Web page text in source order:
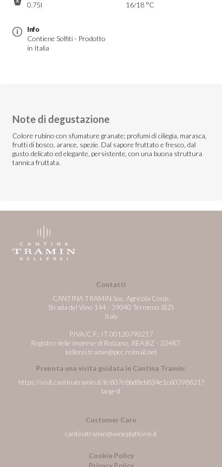
0.75l
16/18 °C
Info
Contiene Solfiti - Prodotto
in Italia
Note di degustazione
Colore rubino con sfumature granate; profumi di ciliegia, marasca,
frutti di bosco, arance, spezie. Dal sapore fruttato e fresco, dal
gusto delicato ed elegante, persistente, con una buona struttura
tannica fruttata.
Contatti
CANTINA TRAMIN Soc. Agricola Coop.
Strada del Vino 144 - 39040 Termeno (BZ)
Italy
P.IVA/C.F.: IT 00120790217
Registro delle imprese di Bolzano, REA:BZ - 32487
kellerei.tramin@pec.rolmail.net
Prenota una visita guidata in Cantina Tramin:
https://visit.cantinatramin.it/it/607e8bd8eb834e1c60398831?
lang=it
Customer Care
cantinatramin@wineplatform.it
Cookie Policy
Privacy Policy